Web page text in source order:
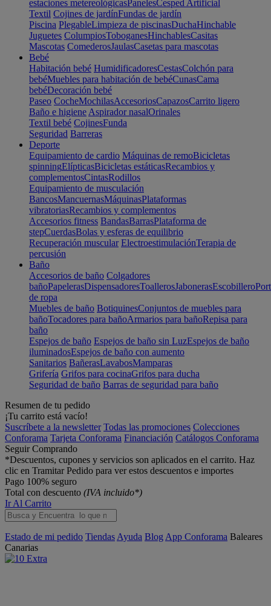
estaciones metereológicasPanelesCesped Artificial
Textil Cojines de jardínFundas de jardín
Piscina PlegableLimpieza de piscinasDuchaHinchable
Juguetes ColumpiosToboganesHinchablesCasitas
Mascotas ComederosJaulasCasetas para mascotas
Bebé
Habitación bebé HumidificadoresCestasColchón para
bebéMuebles para habitación de bebéCunasCama
bebéDecoración bebé
Paseo CocheMochilasAccesoriosCapazosCarrito ligero
Baño e higiene Aspirador nasalOrinales
Textil bebé CojinesFunda
Seguridad Barreras
Deporte
Equipamiento de cardio Máquinas de remoBicicletas
spinningElípticasBicicletas estáticasRecambios y
complementosCintasRodillos
Equipamiento de musculación
BancosMancuernasMáquinasPlataformas
vibratoriasRecambios y complementos
Accesorios fitness BandasBarrasPlataforma de
stepCuerdasBolas y esferas de equilibrio
Recuperación muscular ElectroestimulaciónTerapia de
percusión
Baño
Accesorios de baño Colgadores
bañoPapelerasDispensadoresToallerosJabonerasEscobillero
de ropa
Muebles de baño BotiquinesConjuntos de muebles para
bañoTocadores para bañoArmarios para bañoRepisa para
baño
Espejos de baño Espejos de baño sin LuzEspejos de baño
iluminadosEspejos de baño con aumento
Sanitarios BañerasLavabosMamparas
Grifería Grifos para cocinaGrifos para ducha
Seguridad de baño Barras de seguridad para baño
Resumen de tu pedido
¡Tu carrito está vacío!
Suscríbete a la newsletter Todas las promociones Colecciones
Conforama Tarjeta Conforama Financiación Catálogos Conforama
Seguir Comprando
*Descuentos, cupones y servicios son aplicados en el carrito. Haz
clic en Tramitar Pedido para ver estos descuentos e importes
Pago 100% seguro
Total con descuento (IVA incluido*)
Ir Al Carrito
Estado de mi pedido Tiendas Ayuda Blog App Conforama Baleares
Canarias